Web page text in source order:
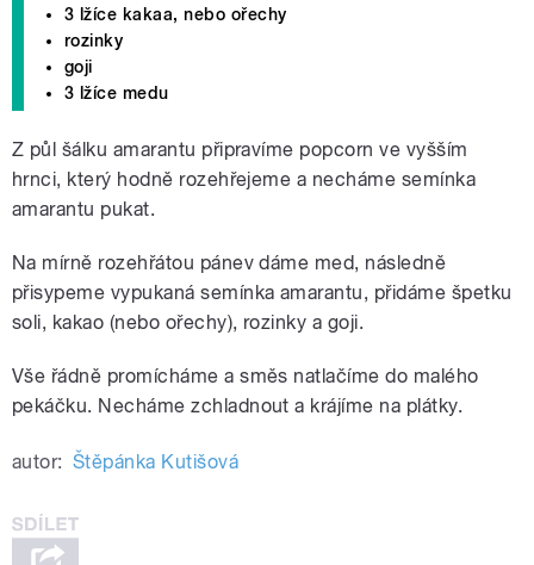
3 lžíce kakaa, nebo ořechy
rozinky
goji
3 lžíce medu
Z půl šálku amarantu připravíme popcorn ve vyšším
hrnci, který hodně rozehřejeme a necháme semínka
amarantu pukat.
Na mírně rozehřátou pánev dáme med, následně
přisypeme vypukaná semínka amarantu, přidáme špetku
soli, kakao (nebo ořechy), rozinky a goji.
Vše řádně promícháme a směs natlačíme do malého
pekáčku. Necháme zchladnout a krájíme na plátky.
autor: Štěpánka Kutišová